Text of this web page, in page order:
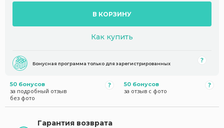
В КОРЗИНУ
Как купить
Бонусная программа только для зарегистрированных
50 бонусов
за подробный отзыв
без фото
50 бонусов
за отзыв с фото
Гарантия возврата